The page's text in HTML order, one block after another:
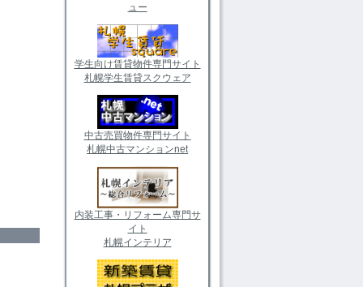
ュー
学生向け賃貸物件専門サイト
札幌学生賃貸スクウェア
中古売買物件専門サイト
札幌中古マンションnet
内装工事・リフォーム専門サ
イト
札幌インテリア